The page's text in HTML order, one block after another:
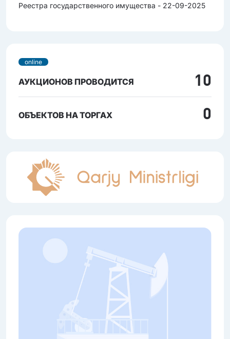
Реестра государственного имущества - 22-09-2025
online
АУКЦИОНОВ ПРОВОДИТСЯ 10
ОБЪЕКТОВ НА ТОРГАХ 0